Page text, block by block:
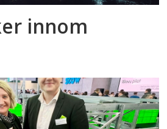
innom